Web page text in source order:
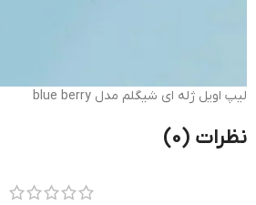
لیپ اویل ژله ای شیگلم مدل blue berry
نظرات (0)